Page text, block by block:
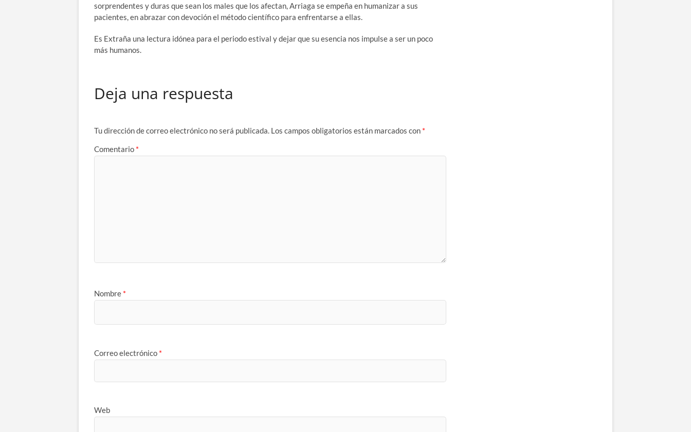
sorprendentes y duras que sean los males que los afectan, Arriaga se empeña en humanizar a sus
pacientes, en abrazar con devoción el método científico para enfrentarse a ellas.
Es Extraña una lectura idónea para el periodo estival y dejar que su esencia nos impulse a ser un poco
más humanos.
Deja una respuesta
Tu dirección de correo electrónico no será publicada. Los campos obligatorios están marcados con *
Comentario *
Nombre *
Correo electrónico *
Web